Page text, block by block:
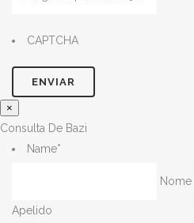
CAPTCHA
×
Consulta De Bazi
Name*
Nome
Apelido